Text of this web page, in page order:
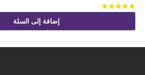
إضافة إلى السلة